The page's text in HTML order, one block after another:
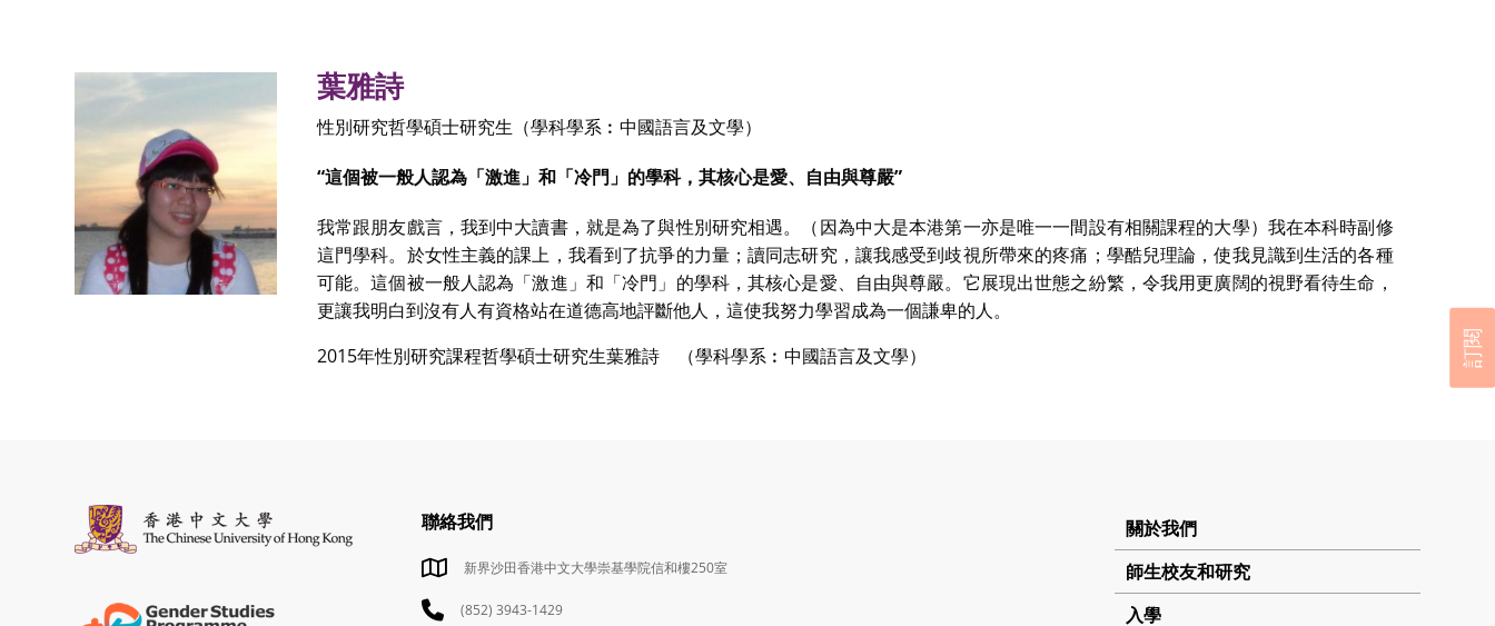
葉雅詩
性別研究哲學碩士研究生（學科學系︰中國語言及文學）
“這個被一般人認為「激進」和「冷門」的學科，其核心是愛、自由與尊嚴”
我常跟朋友戲言，我到中大讀書，就是為了與性別研究相遇。（因為中大是本港第一亦是唯一一間設有相關課程的大學）我在本科時副修
這門學科。於女性主義的課上，我看到了抗爭的力量；讀同志研究，讓我感受到歧視所帶來的疼痛；學酷兒理論，使我見識到生活的各種
可能。這個被一般人認為「激進」和「冷門」的學科，其核心是愛、自由與尊嚴。它展現出世態之紛繁，令我用更廣闊的視野看待生命，
更讓我明白到沒有人有資格站在道德高地評斷他人，這使我努力學習成為一個謙卑的人。
2015年性別研究課程哲學碩士研究生葉雅詩 （學科學系︰中國語言及文學）
聯絡我們
新界沙田香港中文大學崇基學院信和樓250室
(852) 3943-1429
關於我們
師生校友和研究
入學
訂閱